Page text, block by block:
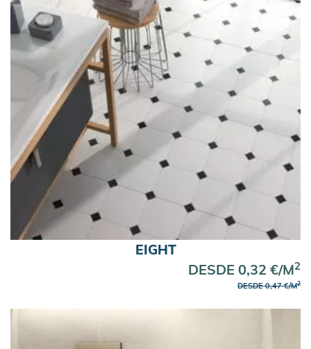
EIGHT
DESDE 0,32 €/M2
DESDE 0,47 €/M2